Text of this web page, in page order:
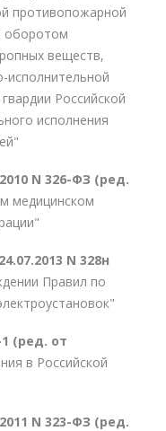
противопожарной
оборотом
веществ,
исполнительной
Российской
исполнения
N 326-ФЗ (ред.
медицинском
N 328н
Правил по
(ред. от
в Российской
N 323-ФЗ (ред.